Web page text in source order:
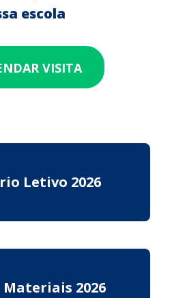
escola
VISITA
Letivo 2026
2026